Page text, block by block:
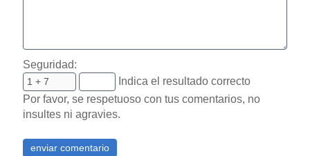
Seguridad:
Indica el resultado correcto
Por favor, se respetuoso con tus comentarios, no
insultes ni agravies.